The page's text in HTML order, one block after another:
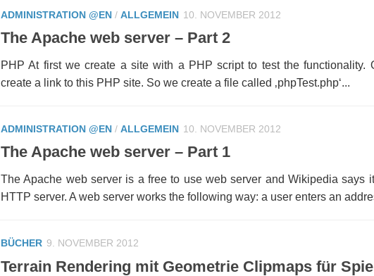
ADMINISTRATION @EN / ALLGEMEIN 10. NOVEMBER 2012
The Apache web server – Part 2
PHP At first we create a site with a PHP script to test the functionality.
create a link to this PHP site. So we create a file called ‚phpTest.php‘...
ADMINISTRATION @EN / ALLGEMEIN 10. NOVEMBER 2012
The Apache web server – Part 1
The Apache web server is a free to use web server and Wikipedia says
HTTP server. A web server works the following way: a user enters an
BÜCHER 9. NOVEMBER 2012
Terrain Rendering mit Geometrie Clipmaps für